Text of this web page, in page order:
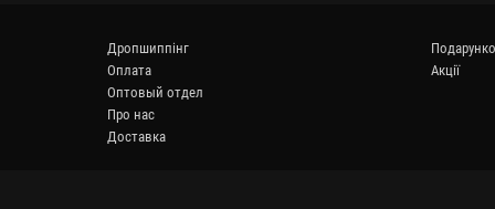
Дропшиппінг
Оплата
Оптовый отдел
Про нас
Доставка
Акції